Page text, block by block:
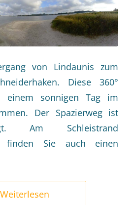
von Lindaunis zum
Diese 360°
einem sonnigen Tag im
Der Spazierweg ist
Am Schleistrand
finden Sie auch einen
Weiterlesen